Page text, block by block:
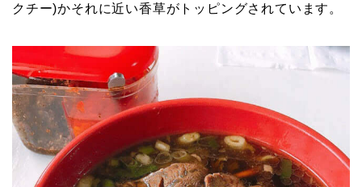
クチー)かそれに近い香草がトッピングされています。